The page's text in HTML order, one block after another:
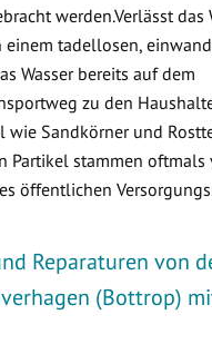
werden.Verlässt das
einem tadellosen,
Wasser bereits auf dem
zu den
wie Sandkörner und
Partikel stammen oftmals
öffentlichen
Reparaturen von
(Bottrop)